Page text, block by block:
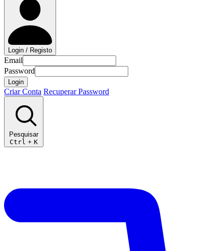
Login / Registo
Email
Password
Login
Criar Conta Recuperar Password
Pesquisar
Ctrl + K